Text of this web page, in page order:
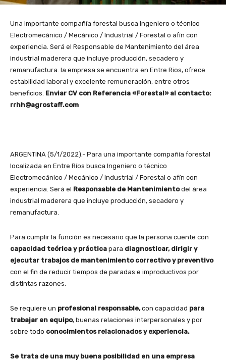
Una importante compañía forestal busca Ingeniero o técnico
Electromecánico / Mecánico / Industrial / Forestal o afín con
experiencia. Será el Responsable de Mantenimiento del área
industrial maderera que incluye producción, secadero y
remanufactura. la empresa se encuentra en Entre Rios, ofrece
estabilidad laboral y excelente remuneración, entre otros
beneficios. Enviar CV con Referencia «Forestal» al contacto:
rrhh@agrostaff.com
ARGENTINA (5/1/2022).- Para una importante compañía forestal
localizada en Entre Ríos busca Ingeniero o técnico
Electromecánico / Mecánico / Industrial / Forestal o afín con
experiencia. Será el Responsable de Mantenimientodel área
industrial maderera que incluye producción, secadero y
remanufactura.
Para cumplir la función es necesario que la persona cuente con
capacidad teórica y práctica para diagnosticar, dirigir y
ejecutar trabajos de mantenimiento correctivo y preventivo
con el fin de reducir tiempos de paradas e improductivos por
distintas razones.
Se requiere un profesional responsable,con capacidad para
trabajar en equipo, buenas relaciones interpersonales y por
sobre todo conocimientos relacionados y experiencia.
Se trata de una muy buena posibilidad en una empresa